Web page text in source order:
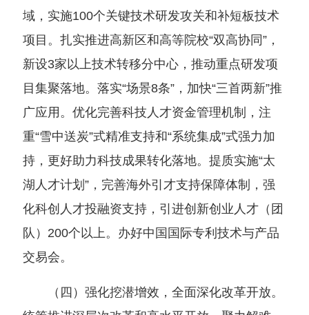
域，实施100个关键技术研发攻关和补短板技术
项目。扎实推进高新区和高等院校“双高协同”，
新设3家以上技术转移分中心，推动重点研发项
目集聚落地。落实“场景8条”，加快“三首两新”推
广应用。优化完善科技人才资金管理机制，注
重“雪中送炭”式精准支持和“系统集成”式强力加
持，更好助力科技成果转化落地。提质实施“太
湖人才计划”，完善海外引才支持保障体制，强
化科创人才投融资支持，引进创新创业人才（团
队）200个以上。办好中国国际专利技术与产品
交易会。
（四）强化挖潜增效，全面深化改革开放。